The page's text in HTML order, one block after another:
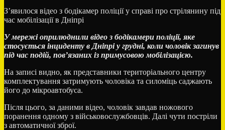
З’явилося відео з бодікамер поліції у справі про стрілянину під
час мобілізації в Дніпрі
У мережі оприлюднили відео з бодікамери поліції, яке
стосується інциденту в Дніпрі у грудні, коли чоловік загинув
під час подій, пов’язаних із примусовою мобілізацією.
На записі видно, як представники територіального центру
комплектування затримують чоловіка та силоміць саджають
його до мікроавтобуса.
Після цього, за даними відео, чоловік завдав ножового
поранення одному з військовослужбовців. Далі чути постріли
з автоматичної зброї.